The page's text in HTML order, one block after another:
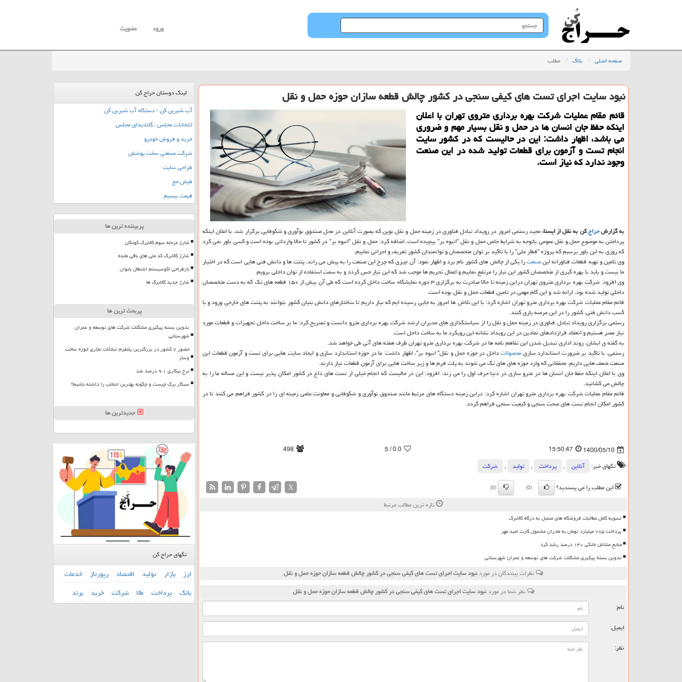
جستجو
در
ورود عضویت
صفحه اصلی بلاگ مطلب
نبود سایت اجرای تست های کیفی سنجی در کشور چالش قطعه سازان حوزه حمل و نقل
قائم مقام عملیات شرکت بهره برداری متروی تهران با اعلان
اینکه حفظ جان انسان ها در حمل و نقل بسیار مهم و ضروری
می باشد، اظهار داشت: این در حالیست که در کشور سایت
انجام تست و آزمون برای قطعات تولید شده در این صنعت
وجود ندارد که نیاز است.
به گزارشحراجکن به نقل از ایسنا،مجید رستمی امروز در رویداد تبادل فناوری در زمینه حمل و نقل نوین که بصورت آنلاین در محل صندوق نوآوری و شکوفایی برگزار شد، با اعلان اینکه
پرداختن به موضوع حمل و نقل عمومی باتوجه به شرایط خاص حمل و نقل "انبوه بر" پیچیده است، اضافه کرد: حمل و نقل "انبوه بر" در کشور تا حالا وارداتی بوده است و کسی باور نمی کرد
که روزی به این باور برسیم که پروژه "قطار ملی" را با تاکید بر توان متخصصان و توانمندان کشور تعریف و اجرائی نماییم.
وی تامین و تهیه قطعات فناورانه اینصنعترا یکی از چالش های کشور نام برد و اظهار نمود: آن چیزی که چرخ این صنعت را به پیش می راند، پتنت ها و دانش فنی هایی است که در اختیار
ما نیست و باید با بهره گیری از متخصصان کشور این نیاز را مرتفع نماییم و اعمال تحریم ها موجب شد که این نیاز حس گردد و به سمت استفاده از توان داخلی برویم.
وی افزود: شرکت بهره برداری متروی تهران دراین زمینه تا حالا مبادرت به برگزاری ۳ دوره نمایشگاه ساخت داخل کرده است که طی آن بیش از ۱۵۰ قطعه های تک که به دست متخصصان
داخلی تولید شده بود، ارائه شد و این گام مهمی در تامین قطعات حمل و نقل بوده است.
قائم مقام عملیات شرکت بهره برداری مترو تهران اشاره کرد: با این تلاش ها امروز به جایی رسیده ایم که نیاز داریم تا ساختارهای دانش بنیان کشور بتوانند به پتنت های خارجی ورود و با
کسب دانش فنی، کشور را در این عرصه یاری کنند.
رستمی برگزاری رویداد تبادل فناوری در زمینه حمل و نقل را از سیاستگذاری های مدیران ارشد شرکت بهره برداری مترو دانست و تصریح کرد: ما بر ساخت داخل تجهیزات و قطعات مورد
نیاز مصر هستیم و انعقاد قراردادهای نمادین در این رویداد نشانه این رویکرد ما به ساخت داخل است.
به گفته ی ایشان، روند اداری تبدیل شدن این تفاهم نامه ها در شرکت بهره برداری مترو تهران ظرف هفته های آتی طی خواهد شد.
رستمی، با تاکید بر ضرورت استاندارد سازیمحصولاتداخل در حوزه حمل و نقل" انبوه بر"، اظهار داشت: ما در حوزه استاندارد سازی و ایجاد سایت هایی برای تست و آزمون قطعات این
صنعت ضعف هایی داریم. محققانی که وارد حوزه های های تک می شوند به پلت فرم ها و زیر ساخت هایی برای آزمون قطعات نیاز دارند.
وی با اعلان اینکه حفظ جان انسان ها در مترو سازی در دنیا حرف اول را می زند، افزود: این در حالیست که انجام خیلی از تست های داغ در کشور امکان پذیر نیست و این مساله ما را به
چالش می کشانید.
قائم مقام عملیات شرکت بهره برداری مترو تهران اشاره کرد: دراین زمینه دستگاه های مرتبط مانند صندوق نوآوری و شکوفایی و معاونت علمی زمینه ای را در کشور فراهم می کنند تا در
کشور امکان انجام تست های صحت سنجی و کیفیت سنجی فراهم گردد.
1400/05/10
15:50:47
0.0
/ 5
498
تگهای خبر:
آنلاین , پرداخت , تولید ,
شركت
این مطلب را می پسندید؟
(0)
(0)
X
تازه ترین مطالب مرتبط
تسویه کامل مطالبات فروشگاه های متصل به درگاه کالابرگ
پرداخت ۷۸۵ میلیارد تومان به مادران مشمول کارت امید مهر
منابع مشاغل خانگی ۱۴۰ درصد رشد کرد
تدوین بسته پیگیری مشکلات شرکت های توسعه و عمران شهرستانی
نظرات بینندگان در موردنبود سایت اجرای تست های کیفی سنجی در کشور چالش قطعه سازان حوزه حمل و نقل
نظر شما در موردنبود سایت اجرای تست های کیفی سنجی در کشور چالش قطعه سازان حوزه حمل و نقل
نام:
ایمیل:
نظر:
لینک دوستان حراج کن
آب شیرین کن - دستگاه آب شیرین کن
انتخابات مجلس ، کاندیدای مجلس
خرید و فروش خودرو
شرکت صنعتی سخت پوشش
طراحی سایت
فیش حج
قیمت بیسیم
پربیننده ترین ها
شارژ مرحله سوم کالابرگ کودکان
شارژ کالابرگ کد ملی های باقی مانده
بازطراحی اکوسیستم اشتغال بانوان
شارژ جدید کالابرگ ها
پربحث ترین ها
تدوین بسته پیگیری مشکلات شرکت های توسعه و عمران
شهرستانی
حضور ۷ کشور در بزرگترین پلتفرم تبادلات تجاری حوزه ساخت
وساز
نرخ بیکاری ۹،۱ درصد شد
سیگار برگ چیست و چگونه بهترین انتخاب را داشته باشیم؟
جدیدترین ها
تگهای حراج کن
ارز بازار تولید اقتصاد رپورتاژ خدمات
بانك پرداخت طلا شركت خرید برند